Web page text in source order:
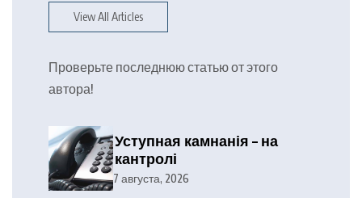
View All Articles
Проверьте последнюю статью от этого
автора!
Уступная камнанія – на
кантролі
7 августа, 2026